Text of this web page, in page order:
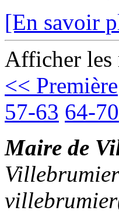
[En savoir
Afficher les
<< Première
57-63 64-70
Maire de